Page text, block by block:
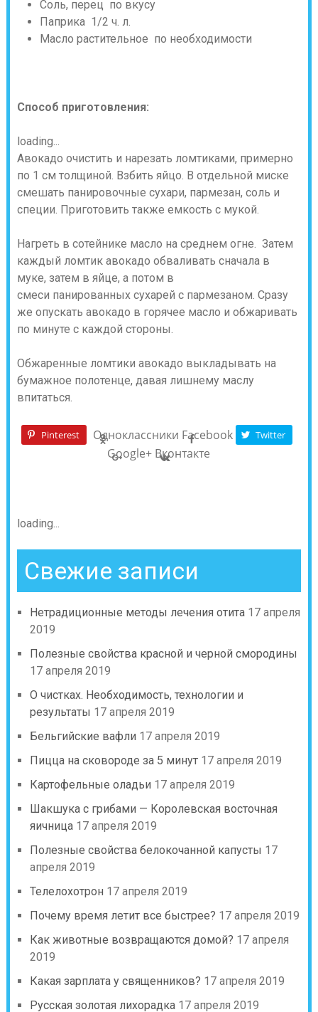
Соль, перец по вкусу
Паприка 1/2 ч. л.
Масло растительное по необходимости
Способ приготовления:
loading...
Авокадо очистить и нарезать ломтиками, примерно
по 1 см толщиной. Взбить яйцо. В отдельной миске
смешать панировочные сухари, пармезан, соль и
специи. Приготовить также емкость с мукой.
Нагреть в сотейнике масло на среднем огне. Затем
каждый ломтик авокадо обваливать сначала в
муке, затем в яйце, а потом в
смеси панированных сухарей с пармезаном. Сразу
же опускать авокадо в горячее масло и обжаривать
по минуте с каждой стороны.
Обжаренные ломтики авокадо выкладывать на
бумажное полотенце, давая лишнему маслу
впитаться.
Pinterest Одноклассники Facebook Twitter
Google+ Вконтакте
loading...
Свежие записи
Нетрадиционные методы лечения отита 17 апреля
2019
Полезные свойства красной и черной смородины
17 апреля 2019
О чистках. Необходимость, технологии и
результаты 17 апреля 2019
Бельгийские вафли 17 апреля 2019
Пицца на сковороде за 5 минут 17 апреля 2019
Картофельные оладьи 17 апреля 2019
Шакшука с грибами — Королевская восточная
яичница 17 апреля 2019
Полезные свойства белокочанной капусты 17
апреля 2019
Телелохотрон 17 апреля 2019
Почему время летит все быстрее? 17 апреля 2019
Как животные возвращаются домой? 17 апреля
2019
Какая зарплата у священников? 17 апреля 2019
Русская золотая лихорадка 17 апреля 2019